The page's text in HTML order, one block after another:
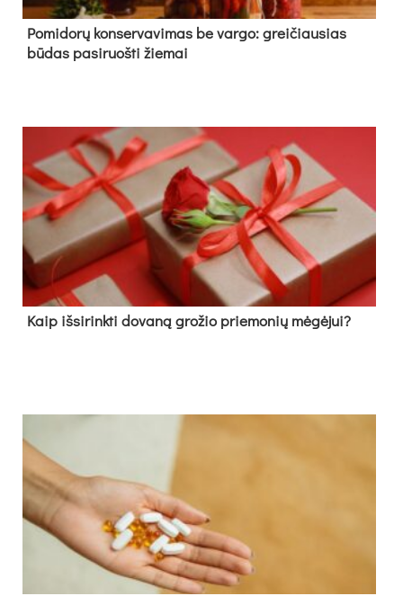
Pomidorų konservavimas be vargo: greičiausias
būdas pasiruošti žiemai
Kaip išsirinkti dovaną grožio priemonių mėgėjui?